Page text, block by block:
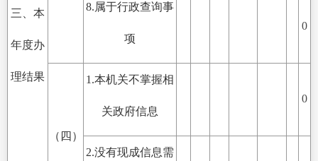
三、本
年度办
理结果
8.属于行政查询事
项
0
（四）
1.本机关不掌握相
关政府信息
0
2.没有现成信息需